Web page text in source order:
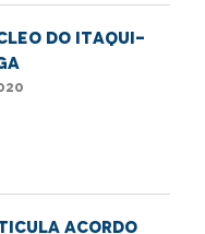
do Itaqui-
acordo